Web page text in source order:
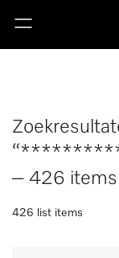
– 426 items
426 list items